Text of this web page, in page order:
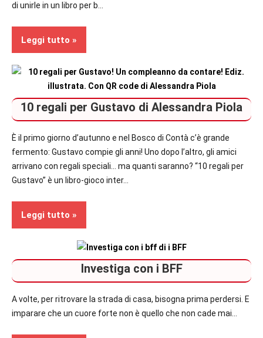
secondo
di unirle in un libro per b…
Leggi tutto
Segnalazioni
Bambini
10 regali per Gustavo di Alessandra Piola
È il primo giorno d’autunno e nel Bosco di Contà c’è grande
fermento: Gustavo compie gli anni! Uno dopo l’altro, gli amici
arrivano con regali speciali… ma quanti saranno? “10 regali per
Gustavo” è un libro-gioco inter…
Leggi tutto
Segnalazioni
Investiga con i BFF
A volte, per ritrovare la strada di casa, bisogna prima perdersi. E
imparare che un cuore forte non è quello che non cade mai…